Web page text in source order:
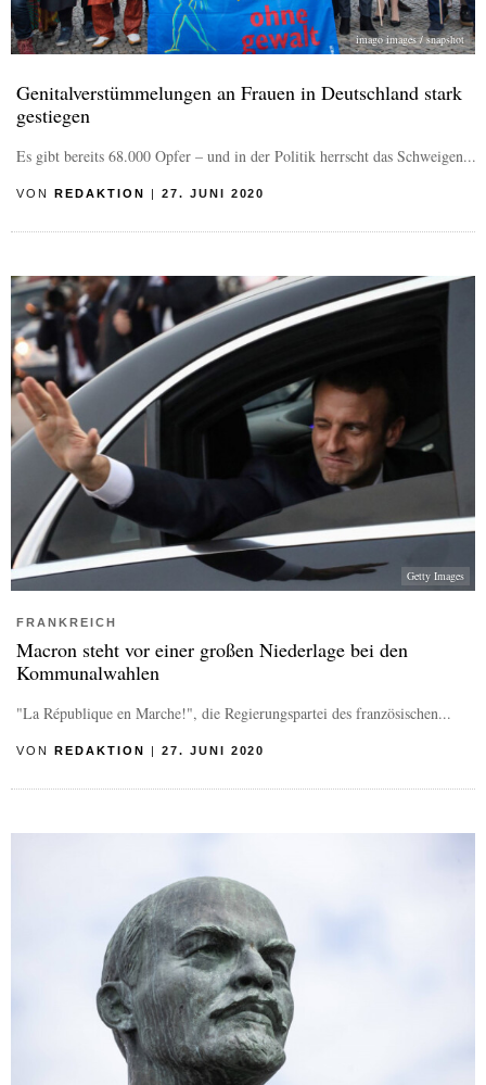
imago images / snapshot
Genitalverstümmelungen an Frauen in Deutschland stark
gestiegen
Es gibt bereits 68.000 Opfer – und in der Politik herrscht das Schweigen...
VON REDAKTION | 27. JUNI 2020
Getty Images
FRANKREICH
Macron steht vor einer großen Niederlage bei den
Kommunalwahlen
"La République en Marche!", die Regierungspartei des französischen...
VON REDAKTION | 27. JUNI 2020